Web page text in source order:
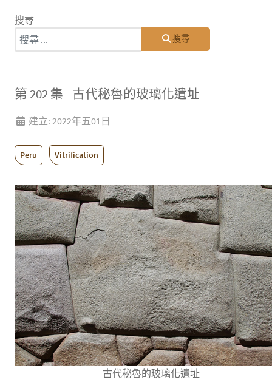
搜尋
搜尋
第 202 集 - 古代秘魯的玻璃化遺址
建立: 2022年五01日
Peru Vitrification
古代秘魯的玻璃化遺址